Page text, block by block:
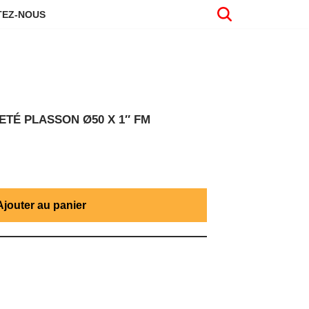
NOUS
PLASSON Ø50 X 1″ FM
au panier